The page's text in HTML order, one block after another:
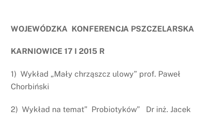
WOJEWÓDZKA KONFERENCJA PSZCZELARSKA
KARNIOWICE 17 I 2015 R
1) Wykład „Mały chrząszcz ulowy” prof. Paweł
Chorbiński
2) Wykład na temat” Probiotyków” Dr inż. Jacek